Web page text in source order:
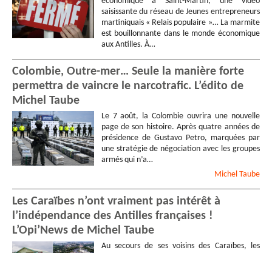
saisissante du réseau de Jeunes entrepreneurs
martiniquais « Relais populaire »… La marmite
est bouillonnante dans le monde économique
aux Antilles. À…
Colombie, Outre-mer… Seule la manière forte
permettra de vaincre le narcotrafic. L’édito de
Michel Taube
Le 7 août, la Colombie ouvrira une nouvelle
page de son histoire. Après quatre années de
présidence de Gustavo Petro, marquées par
une stratégie de négociation avec les groupes
armés qui n’a…
Michel Taube
Les Caraïbes n’ont vraiment pas intérêt à
l’indépendance des Antilles françaises !
L’Opi’News de Michel Taube
Au secours de ses voisins des Caraïbes, les